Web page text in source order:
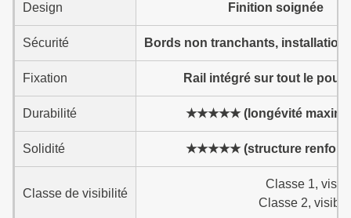
Design Finition soignée
Sécurité Bords non tranchants, installation
Fixation Rail intégré sur tout le
Durabilité ★★★★★ (longévité
Solidité ★★★★★ (structure
Classe de visibilité
Classe 1,
Classe 2,